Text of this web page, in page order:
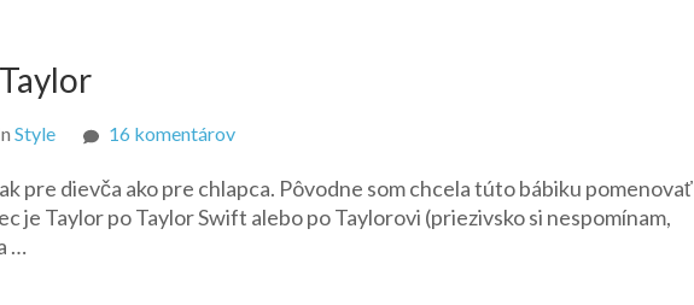
Style 16 komentárovna
Barbie
vlna
pre dievča ako pre chlapca. Pôvodne som chcela túto bábiku pomenovať
je Taylor po Taylor Swift alebo po Taylorovi (priezivsko si nespomínam,
…